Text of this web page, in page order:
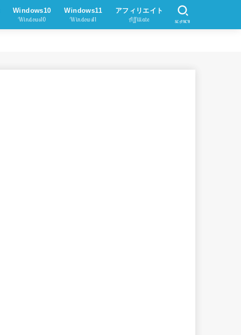
Windows10
Windows10
Windows11
Windows11
アフィリエイト
Affiliate SEARCH